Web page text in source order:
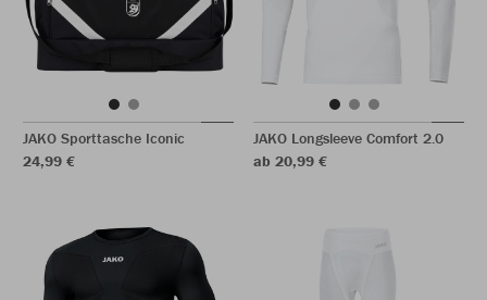
JAKO Sporttasche Iconic
24,99 €
JAKO Longsleeve Comfort 2.0
ab 20,99 €